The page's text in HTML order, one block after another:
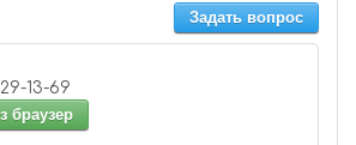
Задать вопрос
+7 (3952) 29-13-69
браузер